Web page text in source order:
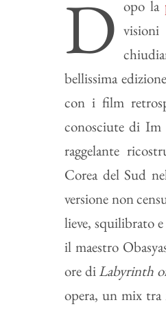
D opo la
bellissima
con i film
conosciute di Im
raggelante
Corea del Sud
versione non
lieve, squilibrato
il maestro
ore diLabyrinth
opera, un mix tra